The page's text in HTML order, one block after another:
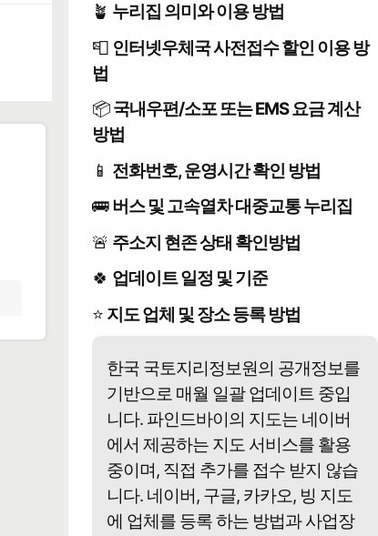
🪴 누리집 의미와 이용 방법
📮 인터넷우체국 사전접수 할인 이용 방
법
📦국내우편/소포 또는 EMS 요금 계산
방법
📱 전화번호, 운영시간 확인 방법
🚌버스 및 고속열차 대중교통 누리집
🚨 주소지 현존 상태 확인방법
🍀 업데이트 일정 및 기준
⭐ 지도 업체 및 장소 등록 방법
한국 국토지리정보원의 공개정보를
기반으로 매월 일괄 업데이트 중입
니다. 파인드바이의 지도는 네이버
에서 제공하는 지도 서비스를 활용
중이며, 직접 추가를 접수 받지 않습
니다. 네이버, 구글, 카카오, 빙 지도
에 업체를 등록 하는 방법과 사업장